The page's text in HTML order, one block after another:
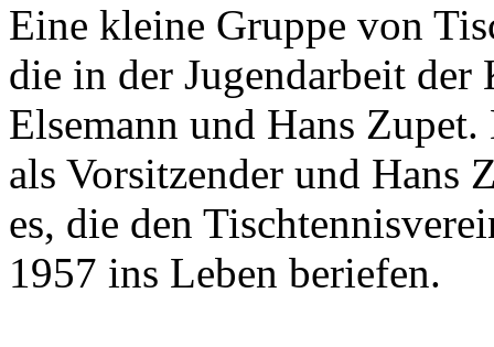
Eine kleine Gruppe von
die in der Jugendarbeit
Elsemann und Hans
als Vorsitzender und Hans
es, die den
1957 ins Leben beriefen.